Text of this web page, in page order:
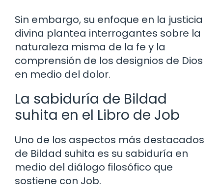
Sin embargo, su enfoque en la justicia
divina plantea interrogantes sobre la
naturaleza misma de la fe y la
comprensión de los designios de Dios
en medio del dolor.
La sabiduría de Bildad
suhita en el Libro de Job
Uno de los aspectos más destacados
de Bildad suhita es su sabiduría en
medio del diálogo filosófico que
sostiene con Job.